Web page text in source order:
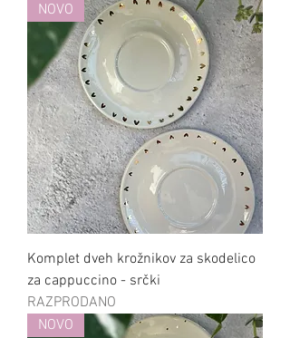
NOVO
Komplet dveh krožnikov za skodelico
za cappuccino - srčki
RAZPRODANO
NOVO